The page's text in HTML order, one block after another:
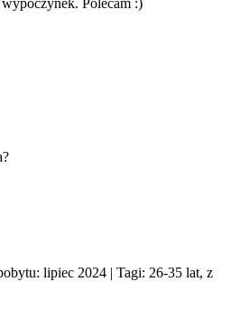
Polecam :)
lipiec 2024 | Tagi: 26-35 lat, z